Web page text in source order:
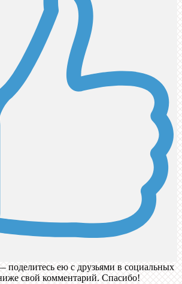
поделитесь ею с друзьями в социальных
свой комментарий. Спасибо!